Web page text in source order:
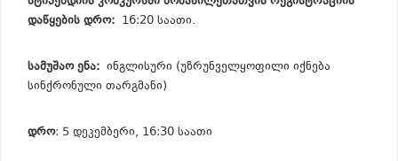
დაწყების დრო: 16:20 საათი.
სამუშაო ენა: ინგლისური (უზრუნველყოფილი იქნება
სინქრონული თარგმანი)
დრო: 5 დეკემბერი, 16:30 საათი